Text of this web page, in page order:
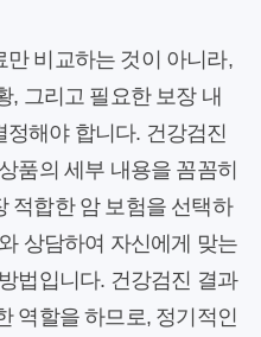
비교하는 것이 아니라,
, 그리고 필요한 보장 내
해야 합니다. 건강검진
품의 세부 내용을 꼼꼼히
적합한 암 보험을 선택하
상담하여 자신에게 맞는
법입니다. 건강검진 결과
역할을 하므로, 정기적인